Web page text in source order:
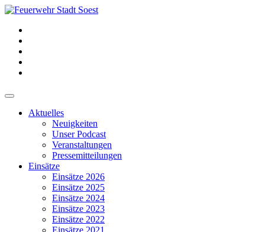
Aktuelles
Neuigkeiten
Unser Podcast
Veranstaltungen
Pressemitteilungen
Einsätze
Einsätze 2026
Einsätze 2025
Einsätze 2024
Einsätze 2023
Einsätze 2022
Einsätze 2021